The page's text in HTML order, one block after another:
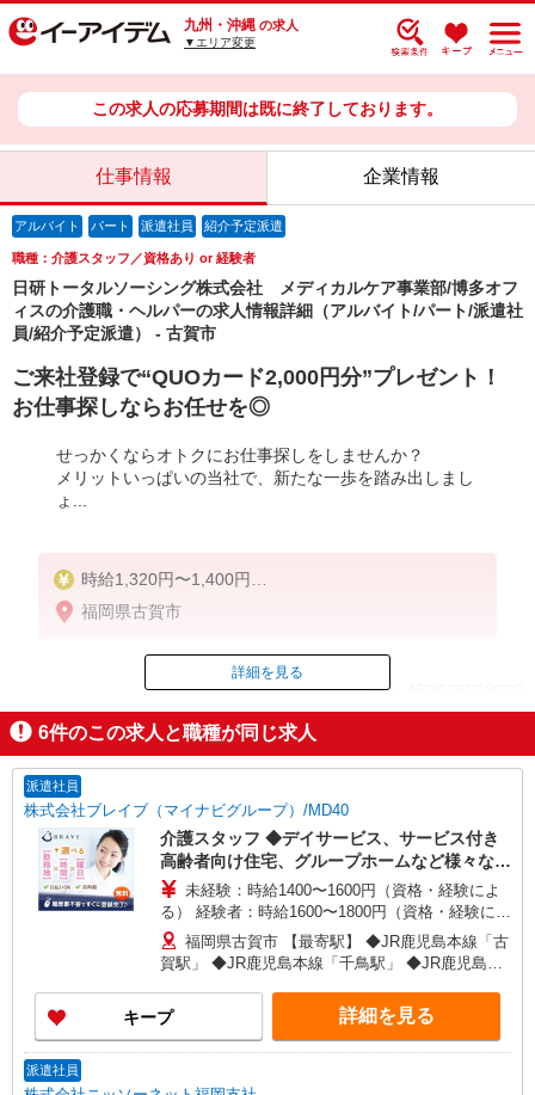
九州・沖縄 の求人
▼エリア変更
この求人の応募期間は既に終了しております。
仕事情報 企業情報
アルバイト パート 派遣社員 紹介予定派遣
職種：介護スタッフ／資格あり or 経験者
日研トータルソーシング株式会社 メディカルケア事業部/博多オフ
ィスの介護職・ヘルパーの求人情報詳細（アルバイト/パート/派遣社
員/紹介予定派遣） - 古賀市
ご来社登録で“QUOカード2,000円分”プレゼント！
お仕事探しならお任せを◎
せっかくならオトクにお仕事探しをしませんか？
メリットいっぱいの当社で、新たな一歩を踏み出しまし
ょ...
時給1,320円〜1,400円
◆無資格・経験者：時給1,320円〜
◆初任者研修・経験者：時給1,350円〜
◆介護福祉士：時給1,400円〜
※経験者は3ヶ月以上
※給与幅は経験・能力による
★週払いOK（規定あり）
福岡県古賀市
ID：AE0626559023
掲載期間終了
詳細を見る
6件のこの求人と職種が同じ求人
派遣社員
株式会社ブレイブ（マイナビグループ）/MD40
介護スタッフ ◆デイサービス、サービス付き
高齢者向け住宅、グループホームなど様々な勤
務先から選べます。
未経験：時給1400〜1600円（資格・経験によ
る） 経験者：時給1600〜1800円（資格・経験によ
る） ◎月収例 時給1800円×1日8時間×22日（週5
日）＝31万6800円 ◆昇給あり ◆支払い方法 ※日
払い/週払い/月払い対応も可能です。詳しくは面談
時にご相談ください。 ◆交通費：別途全額支給 ※
当社規定あり
福岡県古賀市 【最寄駅】 ◆JR鹿児島本線「古
賀駅」 ◆JR鹿児島本線「千鳥駅」 ◆JR鹿児島本
ます！
キープ 詳細を見る
派遣社員